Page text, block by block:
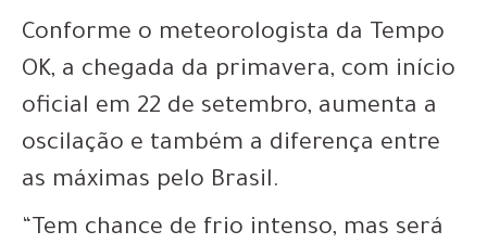
Conforme o meteorologista da Tempo
OK, a chegada da primavera, com início
oficial em 22 de setembro, aumenta a
oscilação e também a diferença entre
as máximas pelo Brasil.
“Tem chance de frio intenso, mas será